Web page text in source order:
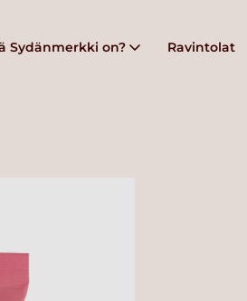
Sydänmerkki on? Ravintolat